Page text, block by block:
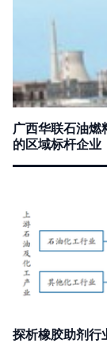
广西华联石油燃
的区域标杆企业
探析橡胶助剂行